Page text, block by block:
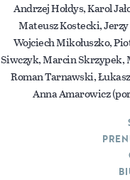
Andrzej Hołdys, Karol
Mateusz Kostecki,
Wojciech Mikołuszko,
Siwczyk, Marcin Skrzypek,
Roman Tarnawski,
Anna Amarowicz